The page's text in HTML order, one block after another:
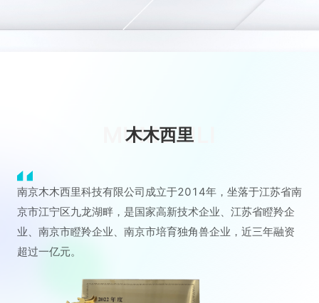
MUMUXILI
木木西里
南京木木西里科技有限公司成立于2014年，坐落于江苏省南
京市江宁区九龙湖畔，是国家高新技术企业、江苏省瞪羚企
业、南京市瞪羚企业、南京市培育独角兽企业，近三年融资
超过一亿元。